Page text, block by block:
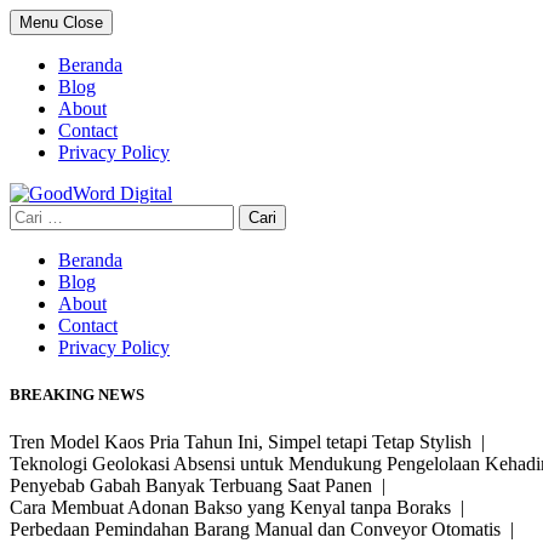
Skip
to
content
Menu Close
Beranda
Blog
About
Contact
Privacy Policy
Cari
untuk:
Beranda
Blog
About
Contact
Privacy Policy
BREAKING NEWS
Tren Model Kaos Pria Tahun Ini, Simpel tetapi Tetap Stylish |
Teknologi Geolokasi Absensi untuk Mendukung Pengelolaan
Penyebab Gabah Banyak Terbuang Saat Panen |
Cara Membuat Adonan Bakso yang Kenyal tanpa Boraks |
Perbedaan Pemindahan Barang Manual dan Conveyor Otomatis |